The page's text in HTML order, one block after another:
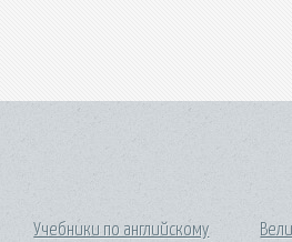
Учебники по английскому